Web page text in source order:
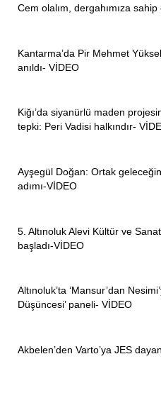
Cem olalım, dergahımıza sahip
Kantarma’da Pir Mehmet
anıldı- VİDEO
Kiğı’da siyanürlü maden
tepki: Peri Vadisi halkındır-
Ayşegül Doğan: Ortak
adımı-VİDEO
5. Altınoluk Alevi Kültür ve
başladı-VİDEO
Altınoluk’ta ‘Mansur’dan
Düşüncesi’ paneli- VİDEO
Akbelen’den Varto’ya JES